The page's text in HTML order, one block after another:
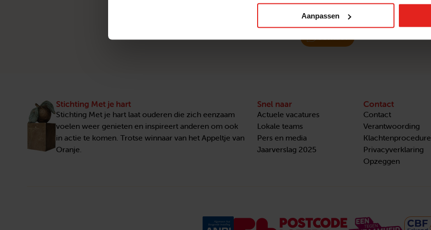
Aanpassen
Vragen of meer informatie? Neem contact met ons op.
Contact
Stichting Met je hart
Stichting Met je hart laat ouderen die zich eenzaam
voelen weer genieten en inspireert anderen om ook
in actie te komen. Trotse winnaar van het Appeltje van
Oranje.
Snel naar
Actuele vacatures
Lokale teams
Pers en media
Jaarverslag 2025
Contact
Contact
Verantwoording
Klachtenprocedure
Privacyverklaring
Opzeggen